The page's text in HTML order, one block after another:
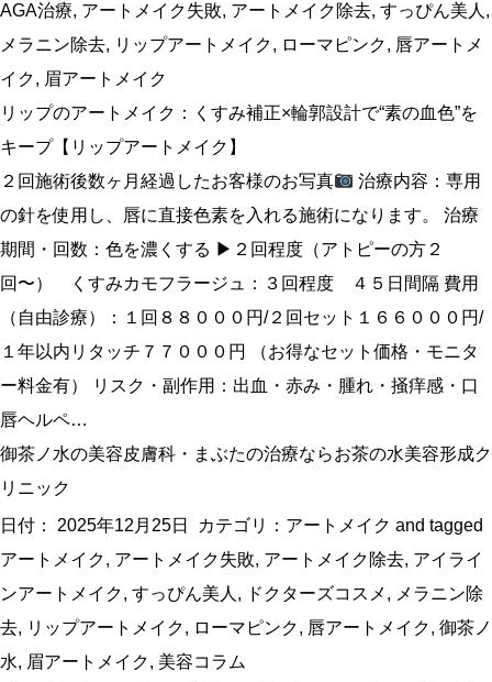
AGA治療, アートメイク失敗, アートメイク除去, すっぴん美人 ,
メラニン除去, リップアートメイク, ローマピンク, 唇アートメ
イク, 眉アートメイク
リップのアートメイク：くすみ補正×輪郭設計で“素の血色”を
キープ【リップアートメイク】
２回施術後数ヶ月経過したお客様のお写真
治療内容：専用
の針を使用し、唇に直接色素を入れる施術になります。 治療
期間・回数：色を濃くする ▶︎２回程度（アトピーの方２
回〜） くすみカモフラージュ：３回程度 ４５日間隔 費用
（自由診療）：１回８８０００円/２回セット１６６０００円/
１年以内リタッチ７７０００円 （お得なセット価格・モニタ
ー料金有） リスク・副作用：出血・赤み・腫れ・掻痒感・口
唇ヘルペ…
御茶ノ水の美容皮膚科・まぶたの治療ならお茶の水美容形成ク
リニック
日付： 2025年12月25日 カテゴリ： アートメイク and tagged
アートメイク, アートメイク失敗, アートメイク除去, アイライ
ンアートメイク, すっぴん美人 , ドクターズコスメ , メラニン除
去, リップアートメイク, ローマピンク, 唇アートメイク, 御茶ノ
水, 眉アートメイク, 美容コラム